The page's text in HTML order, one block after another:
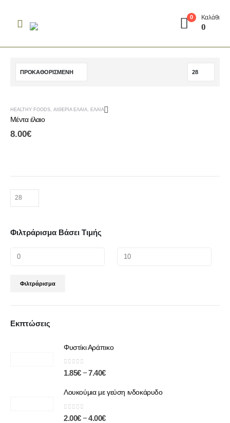
0 Καλάθι
0
HEALTHY FOODS, ΑΙΘΈΡΙΑ ΈΛΑΙΑ, ΈΛΑΙΑ
Μέντα έλαιο
8.00€
Φιλτράρισμα Βάσει Τιμής
Φιλτράρισμα
Εκπτώσεις
Φυστίκι Αράπικο
0 out of 5
1.85€ – 7.40€
Λουκούμια με γεύση ινδοκάρυδο
0out of 5
2.00€ – 4.00€